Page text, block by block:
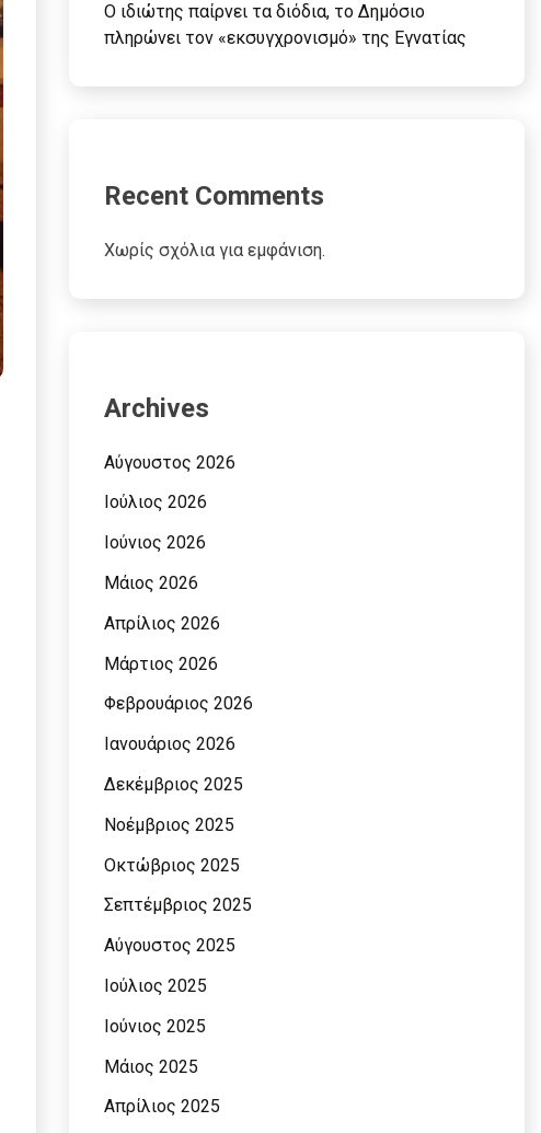
Ο ιδιώτης παίρνει τα διόδια, το Δημόσιο
πληρώνει τον «εκσυγχρονισμό» της Εγνατίας
Recent Comments
Χωρίς σχόλια για εμφάνιση.
Archives
Αύγουστος 2026
Ιούλιος 2026
Ιούνιος 2026
Μάιος 2026
Απρίλιος 2026
Μάρτιος 2026
Φεβρουάριος 2026
Ιανουάριος 2026
Δεκέμβριος 2025
Νοέμβριος 2025
Οκτώβριος 2025
Σεπτέμβριος 2025
Αύγουστος 2025
Ιούλιος 2025
Ιούνιος 2025
Μάιος 2025
Απρίλιος 2025